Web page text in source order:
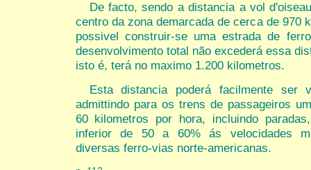
De facto, sendo a distancia a vol
centro da zona demarcada de cerca de 970
possivel construir-se uma estrada de
desenvolvimento total não excederá essa
isto é, terá no maximo 1.200 kilometros.
Esta distancia poderá facilmente ser
admittindo para os trens de passageiros
60 kilometros por hora, incluindo
inferior de 50 a 60% ás velocidades
diversas ferro-vias norte-americanas.